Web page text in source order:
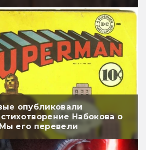
опубликовали
Набокова о
его перевели